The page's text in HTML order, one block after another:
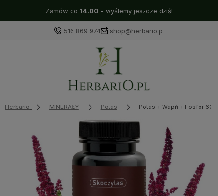
Zamów do 14.00 - wyślemy jeszcze dziś!
516 869 974 shop@herbario.pl
Herbario MINERAŁY Potas Potas + Wapń + Fosfor 60